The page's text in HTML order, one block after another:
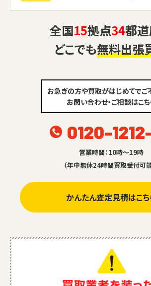
全国15拠点34都
どこでも無料出張
お急ぎの方や買取がはじめてでご
お問い合わせ・ご相談はこち
0120-
営業時間：10時～19時
（年中無休24時間買取受付可能
かんたん査定見積はこち